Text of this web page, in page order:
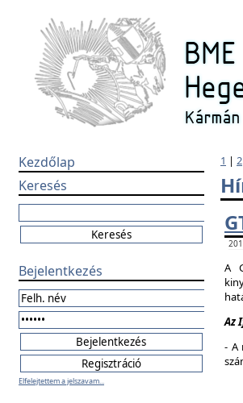
Kezdőlap
Keresés
Bejelentkezés
Elfelejtettem a jelszavam...
1 | 2
A
Az
- A